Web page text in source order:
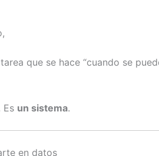
que se hace “cuando se
Es un sistema.
en datos